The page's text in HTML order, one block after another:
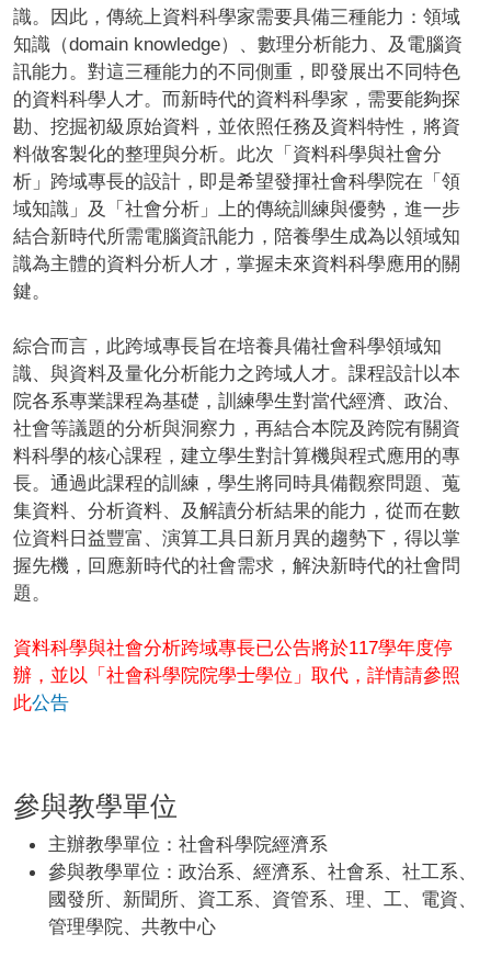
識。因此，傳統上資料科學家需要具備三種能力：領域
知識（domain knowledge）、數理分析能力、及電腦資
訊能力。對這三種能力的不同側重，即發展出不同特色
的資料科學人才。而新時代的資料科學家，需要能夠探
勘、挖掘初級原始資料，並依照任務及資料特性，將資
料做客製化的整理與分析。​此次「資料科學與社會分
析」跨域專長的設計，即是希望發揮社會科學院在「領
域知識」及「社會分析」上的傳統訓練與優勢，進一步
結合新時代所需電腦資訊能力，陪養學生成為以領域知
識為主體的資料分析人才，掌握未來資料科學應用的關
鍵。​
綜合而言，此跨域專長旨在培養具備社會科學領域知
識、與資料及量化分析能力之跨域人才。課程設計以本
院各系專業課程為基礎，訓練學生對當代經濟、政治、
社會等議題的分析與洞察力，再結合本院及跨院有關資
料科學的核心課程，建立學生對計算機與程式應用的專
長。通過此課程的訓練，學生將同時具備觀察問題、蒐
集資料、分析資料、及解讀分析結果的能力，從而在數
位資料日益豐富、演算工具日新月異的趨勢下，得以掌
握先機，回應新時代的社會需求，解決新時代的社會問
題。
資料科學與社會分析跨域專長已公告將於117學年度停
辦，並以「社會科學院院學士學位」取代，詳情請參照
此公告
參與教學單位
主辦教學單位：社會科學院經濟系
參與教學單位：政治系、經濟系、社會系、社工系、
國發所、新聞所、資工系、資管系、理、工、電資、
管理學院、共教中心